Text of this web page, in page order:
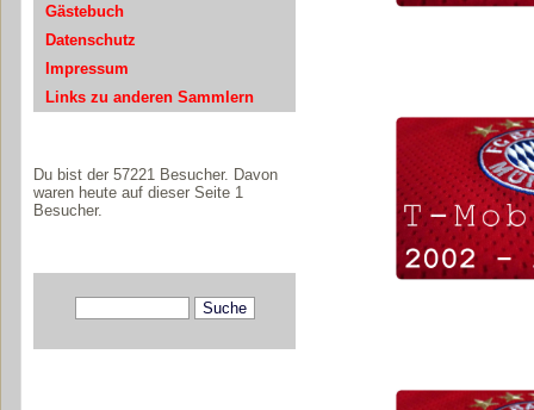
Gästebuch
Datenschutz
Impressum
Links zu anderen Sammlern
Du bist der 57221 Besucher. Davon
waren heute auf dieser Seite 1
Besucher.